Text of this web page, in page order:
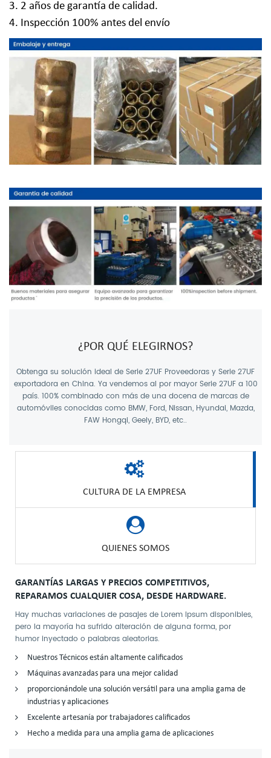
3. 2 años de garantía de calidad.
4. Inspección 100% antes del envío
¿POR QUÉ ELEGIRNOS?
Obtenga su solución ideal de Serie 27UF Proveedoras y Serie 27UF
exportadoraen China. Ya vendemos al por mayor Serie 27UF a 100
país. 100% combinado con más de una docena de marcas de
automóviles conocidas como BMW, Ford, Nissan, Hyundai, Mazda,
FAW Hongqi, Geely, BYD, etc..
CULTURA DE LA EMPRESA
QUIENES SOMOS
GARANTÍAS LARGAS Y PRECIOS COMPETITIVOS,
REPARAMOS CUALQUIER COSA, DESDE HARDWARE.
Hay muchas variaciones de pasajes de Lorem Ipsum disponibles,
pero la mayoría ha sufrido alteración de alguna forma, por
humor inyectado o palabras aleatorias.
Nuestros Técnicos están altamente calificados
Máquinas avanzadas para una mejor calidad
proporcionándole una solución versátil para una amplia gama de
industrias y aplicaciones
Excelente artesanía por trabajadores calificados
Hecho a medida para una amplia gama de aplicaciones